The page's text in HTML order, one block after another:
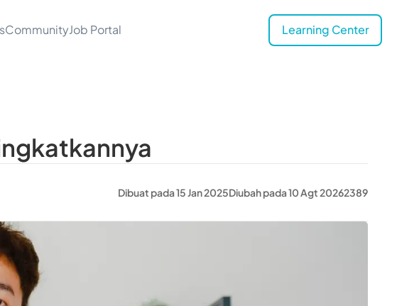
CommunityJob Portal Learning Center
Dibuat pada 15 Jan 2025Diubah pada 10 Agt 20262389